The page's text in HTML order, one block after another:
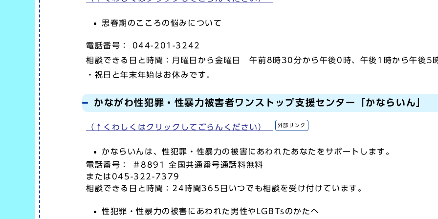
思春期のこころの悩みについて
電話番号： 044-201-3242
相談できる日と時間：月曜日から金曜日 午前8時30分から午後0時、午後1時から午後5
・祝日と年末年始はお休みです。
かながわ性犯罪・性暴力被害者ワンストップ支援センター「かならいん」
（↑くわしくはクリックしてごらんください） 外部リンク
かならいんは、性犯罪・性暴力の被害にあわれたあなたをサポートします。
電話番号： ＃8891 全国共通番号通話料無料
または045-322-7379
相談できる日と時間：24時間365日いつでも相談を受け付けています。
性犯罪・性暴力の被害にあわれた男性やLGBTsのかたへ